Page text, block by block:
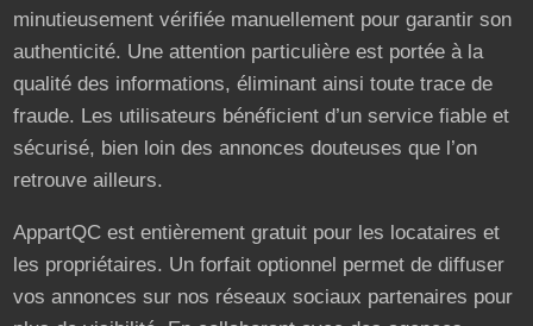
minutieusement vérifiée manuellement pour garantir son
authenticité. Une attention particulière est portée à la
qualité des informations, éliminant ainsi toute trace de
fraude. Les utilisateurs bénéficient d’un service fiable et
sécurisé, bien loin des annonces douteuses que l’on
retrouve ailleurs.
AppartQC est entièrement gratuit pour les locataires et
les propriétaires. Un forfait optionnel permet de diffuser
vos annonces sur nos réseaux sociaux partenaires pour